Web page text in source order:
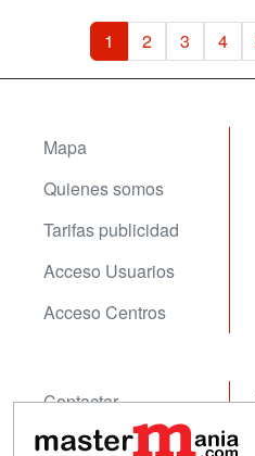
1 2 3 4
Mapa
Quienes somos
Tarifas publicidad
Acceso Usuarios
Acceso Centros
Contactar
Confidencialidad